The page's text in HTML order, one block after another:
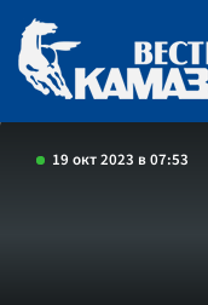
19 окт 2023 в 07:53